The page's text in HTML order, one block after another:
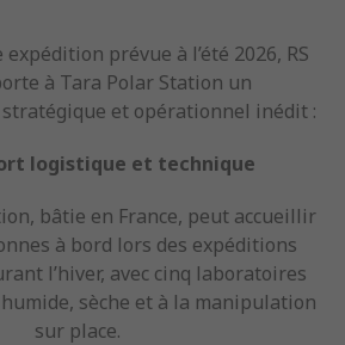
prévue à l’été 2026, RS
à Tara Polar Station un
stratégique et opérationnel inédit :
logistique et technique
bâtie en France, peut accueillir
à bord lors des expéditions
l’hiver, avec cinq laboratoires
humide, sèche et à la manipulation
sur place.